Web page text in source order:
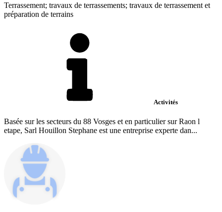
Terrassement; travaux de terrassements; travaux de terrassement et
préparation de terrains
Activités
Basée sur les secteurs du 88 Vosges et en particulier sur Raon l
etape, Sarl Houillon Stephane est une entreprise experte dan...